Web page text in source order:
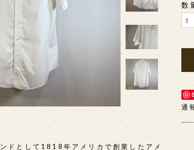
ドとして1818年アメリカで創業したアメ
数
通